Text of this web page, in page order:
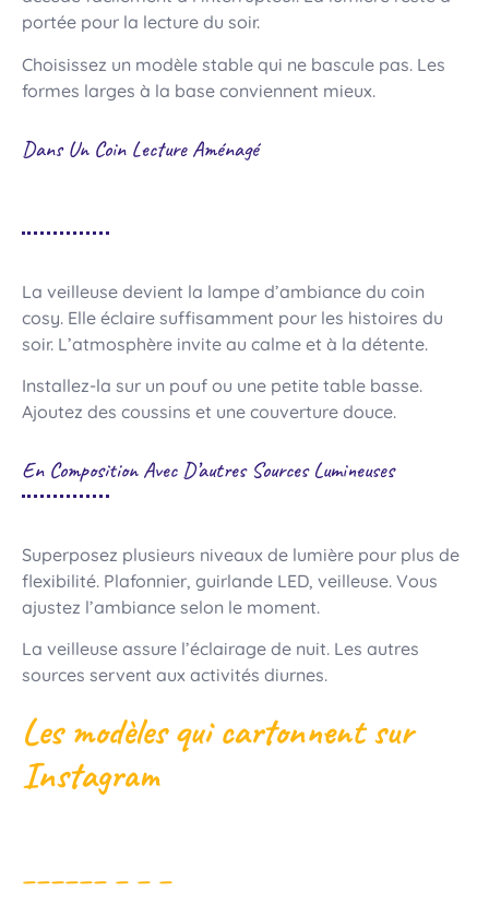
portée pour la lecture du soir.
Choisissez un modèle stable qui ne bascule pas. Les
formes larges à la base conviennent mieux.
Dans Un Coin Lecture Aménagé
La veilleuse devient la lampe d’ambiance du coin
cosy. Elle éclaire suffisamment pour les histoires du
soir. L’atmosphère invite au calme et à la détente.
Installez-la sur un pouf ou une petite table basse.
Ajoutez des coussins et une couverture douce.
En Composition Avec D’autres Sources Lumineuses
Superposez plusieurs niveaux de lumière pour plus de
flexibilité. Plafonnier, guirlande LED, veilleuse. Vous
ajustez l’ambiance selon le moment.
La veilleuse assure l’éclairage de nuit. Les autres
sources servent aux activités diurnes.
Les modèles qui cartonnent sur
Instagram